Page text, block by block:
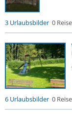
3 Urlaubsbilder 0
6 Urlaubsbilder 0